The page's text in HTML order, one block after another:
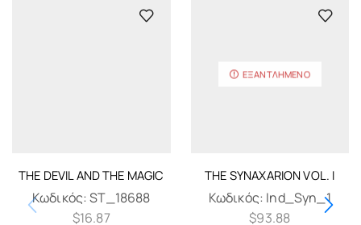
THE DEVIL AND THE MAGIC
Κωδικός:ST_18688
$16.87
ΕΞΑΝΤΛΗΜΈΝΟ
THE SYNAXARION VOL. I
Κωδικός: Ind_Syn_1
$93.88